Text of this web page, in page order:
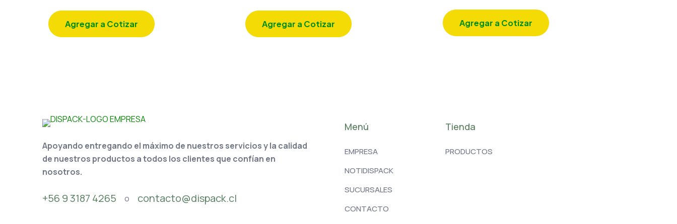
Agregar a Cotizar Agregar a Cotizar Agregar a Cotizar
Apoyando entregando el máximo de nuestros servicios y la calidad
de nuestros productos a todos los clientes que confían en
nosotros.
+56 9 3187 4265 o contacto@dispack.cl
Menú
EMPRESA
NOTIDISPACK
SUCURSALES
CONTACTO
Tienda
PRODUCTOS